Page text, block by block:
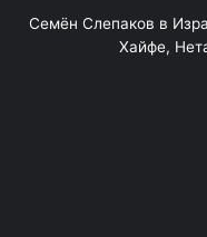
Семён Слепаков в
Хайфе,